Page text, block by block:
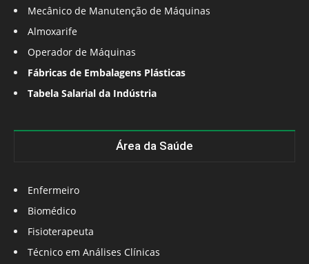
Mecânico de Manutenção de Máquinas
Almoxarife
Operador de Máquinas
Fábricas de Embalagens Plásticas
Tabela Salarial da Indústria
Área da Saúde
Enfermeiro
Biomédico
Fisioterapeuta
Técnico em Análises Clínicas